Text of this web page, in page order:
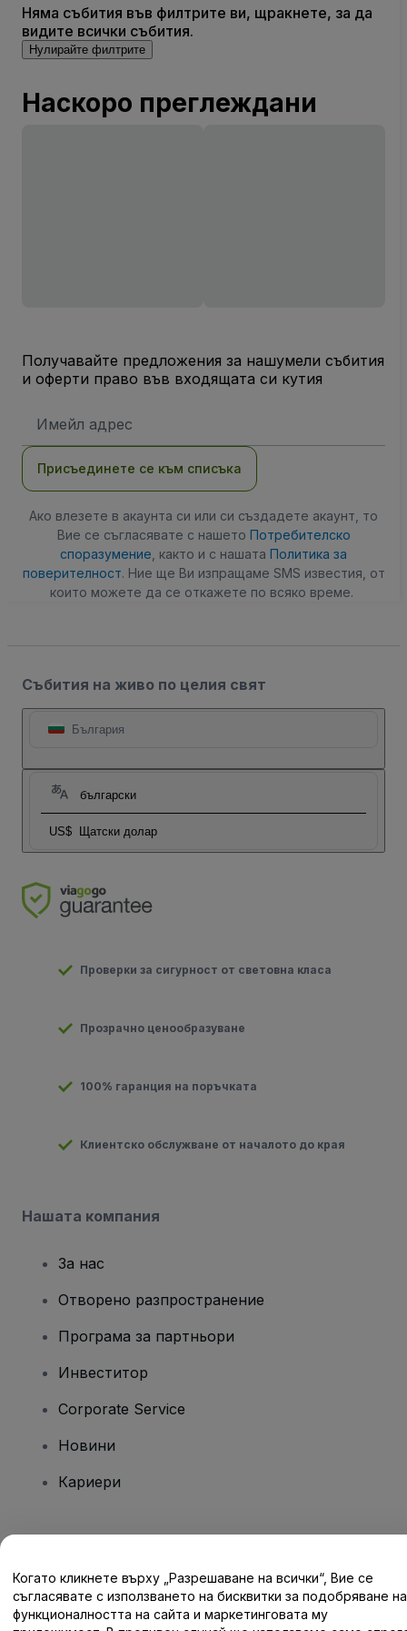
Няма събития във филтрите ви, щракнете, за да
видите всички събития.
Нулирайте филтрите
Наскоро преглеждани
Получавайте предложения за нашумели събития
и оферти право във входящата си кутия
адрес
Присъединете се към списъка
Ако влезете в акаунта си или си създадете акаунт, то
Вие се съгласявате с нашето Потребителско
споразумение , както и с нашата Политика за
поверителност. Ние ще Ви изпращаме SMS известия, от
които можете да се откажете по всяко време.
Събития на живо по целия свят
България
български
US$ Щатски долар
Проверки за сигурност от световна класа
Прозрачно ценообразуване
100% гаранция на поръчката
Клиентско обслужване от началото до края
Нашата компания
За нас
Отворено разпространение
Програма за партньори
Инвеститор
Corporate Service
Новини
Кариери
Помощен център / Свържете се с нас
Когато кликнете върху „Разрешаване на всички“, Вие се
съгласявате с използването на бисквитки за подобряване на
функционалността на сайта и маркетинговата му